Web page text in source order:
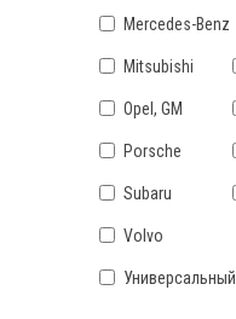
Mercedes-Benz
Mitsubishi
Opel, GM
Porsche
Subaru
Volvo
Универсальный